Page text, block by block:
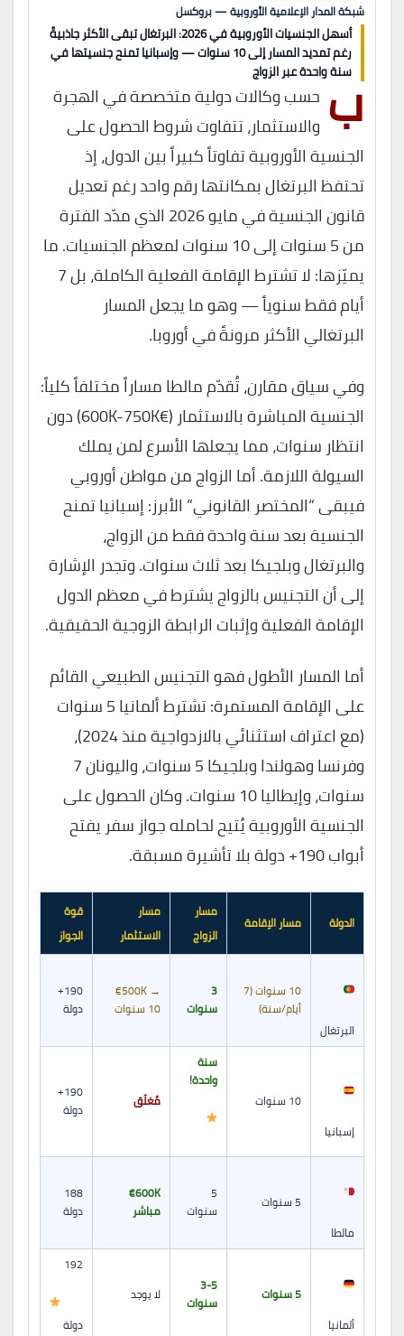
شبكة المدار الإعلامية الأوروبية — بروكسل
أسهل الجنسيات الأوروبية في 2026: البرتغال تبقى الأكثر جاذبيةً
رغم تمديد المسار إلى 10 سنوات — وإسبانيا تمنح جنسيتها في
سنة واحدة عبر الزواج
ب حسب وكالات دولية متخصصة في الهجرة
والاستثمار، تتفاوت شروط الحصول على
الجنسية الأوروبية تفاوتاً كبيراً بين الدول، إذ
تحتفظ البرتغال بمكانتها رقم واحد رغم تعديل
قانون الجنسية في مايو 2026 الذي مدّد الفترة
من 5 سنوات إلى 10 سنوات لمعظم الجنسيات. ما
يميّزها: لا تشترط الإقامة الفعلية الكاملة، بل 7
أيام فقط سنوياً — وهو ما يجعل المسار
البرتغالي الأكثر مرونةً في أوروبا.
وفي سياق مقارن، تُقدّم مالطا مساراً مختلفاً كلياً:
الجنسية المباشرة بالاستثمار (€600K-750K) دون
انتظار سنوات، مما يجعلها الأسرع لمن يملك
السيولة اللازمة. أما الزواج من مواطن أوروبي
فيبقى “المختصر القانوني” الأبرز: إسبانيا تمنح
الجنسية بعد سنة واحدة فقط من الزواج،
والبرتغال وبلجيكا بعد ثلاث سنوات. وتجدر الإشارة
إلى أن التجنيس بالزواج يشترط في معظم الدول
الإقامة الفعلية وإثبات الرابطة الزوجية الحقيقية.
أما المسار الأطول فهو التجنيس الطبيعي القائم
على الإقامة المستمرة: تشترط ألمانيا 5 سنوات
(مع اعتراف استثنائي بالازدواجية منذ 2024)،
وفرنسا وهولندا وبلجيكا 5 سنوات، واليونان 7
سنوات، وإيطاليا 10 سنوات. وكان الحصول على
الجنسية الأوروبية يُتيح لحامله جواز سفر يفتح
أبواب 190+ دولة بلا تأشيرة مسبقة.
الدولة مسار الإقامة
مسار
الزواج
مسار
الاستثمار
قوة
الجواز
البرتغال
10 سنوات (7
أيام/سنة)
3
سنوات
€500K →
10 سنوات
190+
دولة
إسبانيا
10 سنوات
سنة
واحدة!
مُغلَق
190+
دولة
مالطا
5 سنوات
5
سنوات
€600K
مباشر
188
دولة
ألمانيا
5 سنوات
3-5
سنوات
لا يوجد
192
دولة